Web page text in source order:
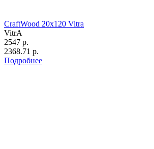
CraftWood 20х120 Vitra
VitrA
2547 р.
2368.71 р.
Подробнее